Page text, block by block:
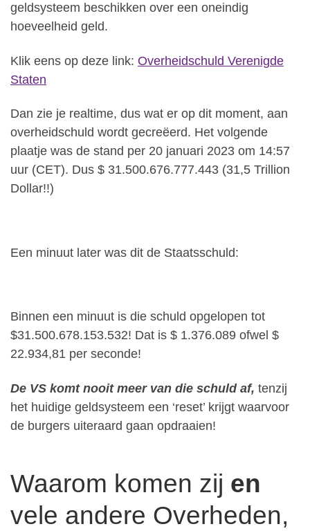
geldsysteem beschikken over een oneindig
hoeveelheid geld.
Klik eens op deze link: Overheidschuld Verenigde
Staten
Dan zie je realtime, dus wat er op dit moment, aan
overheidschuld wordt gecreëerd. Het volgende
plaatje was de stand per 20 januari 2023 om 14:57
uur (CET). Dus $ 31.500.676.777.443 (31,5 Trillion
Dollar!!)
Een minuut later was dit de Staatsschuld:
Binnen een minuut is die schuld opgelopen tot
$31.500.678.153.532! Dat is $ 1.376.089 ofwel $
22.934,81 per seconde!
De VS komt nooit meer van die schuld af, tenzij
het huidige geldsysteem een ‘reset’ krijgt waarvoor
de burgers uiteraard gaan opdraaien!
Waarom komen zij en
vele andere Overheden,